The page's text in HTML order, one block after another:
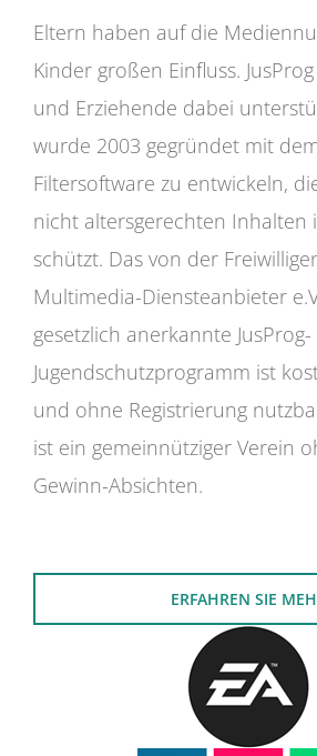
Eltern haben auf die
Kinder großen Einfluss.
und Erziehende dabei
wurde 2003 gegründet mit
Filtersoftware zu entwickeln,
nicht altersgerechten Inhalten
schützt. Das von der
Multimedia-Diensteanbieter
gesetzlich anerkannte JusProg-
Jugendschutzprogramm ist
und ohne Registrierung
ist ein gemeinnütziger Verein
Gewinn-Absichten.
ERFAHREN SIE